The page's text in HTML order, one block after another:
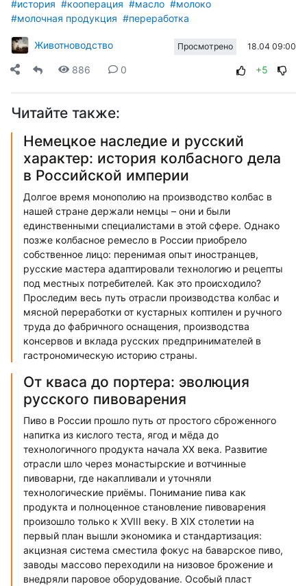
#история #кооперация #масло #молоко
#молочная продукция #переработка
Животноводство Просмотрено 18.04 09:00
886 0 +5
Читайте также:
Немецкое наследие и русский
характер: история колбасного дела
в Российской империи
Долгое время монополию на производство колбас в
нашей стране держали немцы – они и были
единственными специалистами в этой сфере. Однако
позже колбасное ремесло в России приобрело
собственное лицо: перенимая опыт иностранцев,
русские мастера адаптировали технологию и рецепты
под местных потребителей. Как это происходило?
Проследим весь путь отрасли производства колбас и
мясной переработки от кустарных коптилен и ручного
труда до фабричного оснащения, производства
консервов и вклада русских предпринимателей в
гастрономическую историю страны.
От кваса до портера: эволюция
русского пивоварения
Пиво в России прошло путь от простого сброженного
напитка из кислого теста, ягод и мёда до
технологичного продукта начала XX века. Развитие
отрасли шло через монастырские и вотчинные
пивоварни, где накапливали и уточняли
технологические приёмы. Понимание пива как
продукта и полноценное становление пивоварения
произошло только к XVIII веку. В XIX столетии на
первый план вышли экономика и стандартизация:
акцизная система сместила фокус на баварское пиво,
заводы массово переходили на низовое брожение и
внедряли паровое оборудование. Особый пласт